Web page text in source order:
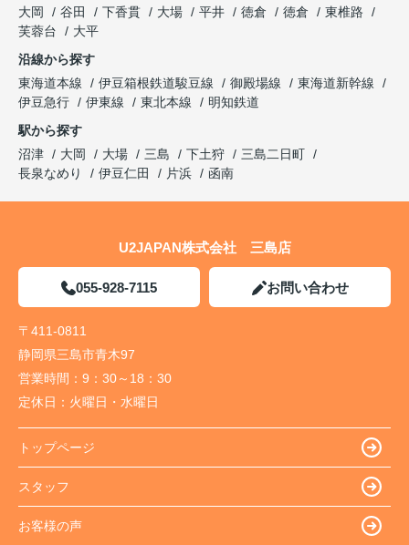
大岡
谷田 下香貫 大場 平井 徳倉 徳倉
東椎路
芙蓉台
大平
沿線から探す
東海道本線
伊豆箱根鉄道駿豆線 御殿場線
東海道新幹線
伊豆急行
伊東線 東北本線
明知鉄道
駅から探す
沼津
大岡 大場 三島 下土狩
三島二日町
長泉なめり
伊豆仁田 片浜 函南
U2JAPAN株式会社 三島店
055-928-7115 お問い合わせ
〒411-0811
静岡県三島市青木97
営業時間： 9：30～18：30
定休日： 火曜日・水曜日
トップページ
スタッフ
お客様の声